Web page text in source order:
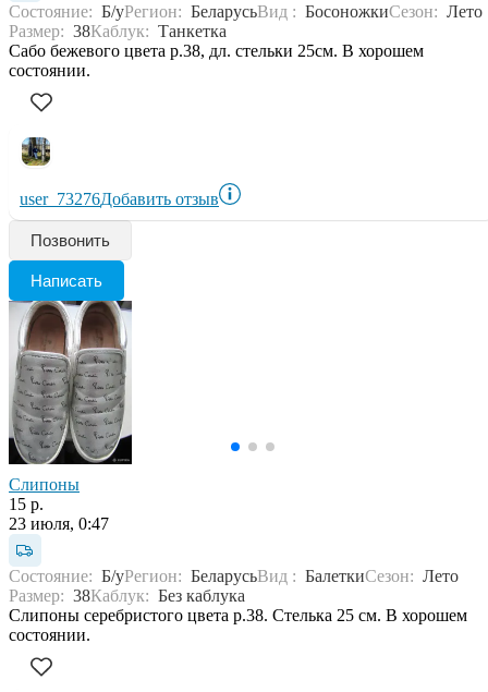
Состояние: Б/уРегион: БеларусьВид : БосоножкиСезон: Лето
Размер: 38Каблук: Танкетка
Сабо бежевого цвета р.38, дл. стельки 25см. В хорошем
состоянии.
user_73276Добавить отзыв
Позвонить
Написать
Слипоны
15 р.
23 июля, 0:47
Состояние: Б/уРегион: БеларусьВид : БалеткиСезон: Лето
Размер: 38Каблук: Без каблука
Слипоны серебристого цвета р.38. Стелька 25 см. В хорошем
состоянии.